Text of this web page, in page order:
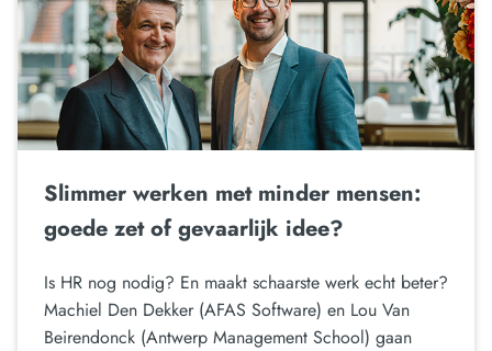
Slimmer werken met minder mensen:
goede zet of gevaarlijk idee?
Is HR nog nodig? En maakt schaarste werk echt beter?
Machiel Den Dekker (AFAS Software) en Lou Van
Beirendonck (Antwerp Management School) gaan